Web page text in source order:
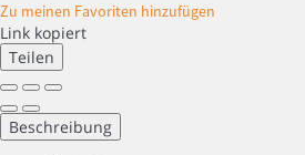
Zu meinen Favoriten hinzufügen
Link kopiert
Teilen
Beschreibung